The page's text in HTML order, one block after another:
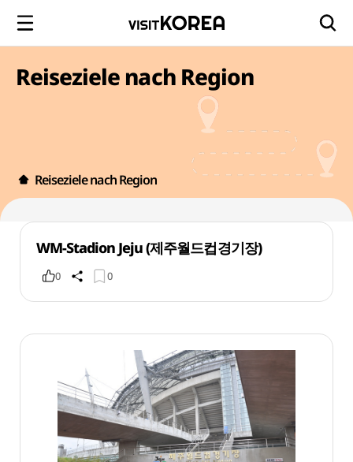
Reiseziele nach Region
Reiseziele nach Region
WM-Stadion Jeju (제주월드컵경기장)
0 0